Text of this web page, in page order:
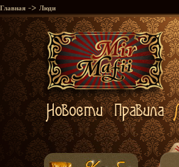
Главная -> Люди